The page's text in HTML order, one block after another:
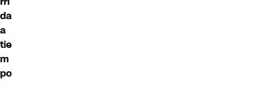
da
a
tie
m
po